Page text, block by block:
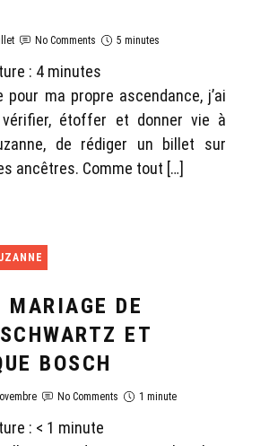
No Comments 5 minutes
: 4 minutes
pour ma propre ascendance, j’ai
vérifier, étoffer et donner vie à
de rédiger un billet sur
ancêtres. Comme tout […]
MARIAGE DE
ET
BOSCH
No Comments 1 minute
: < 1 minute